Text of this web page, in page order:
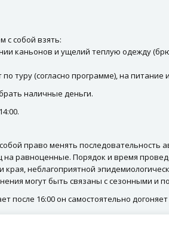
с собой взять:
каньонов и ущелий теплую одежду
туру (согласно программе), на питание
наличные деньги.
право менять
на равноценные. Порядок и время
края, неблагоприятной
могут быть связаны с сезонными и
после 16:00 он самостоятельно догоняет